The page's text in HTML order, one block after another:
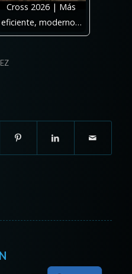
Cross 2026 | Más
eficiente, moderno…